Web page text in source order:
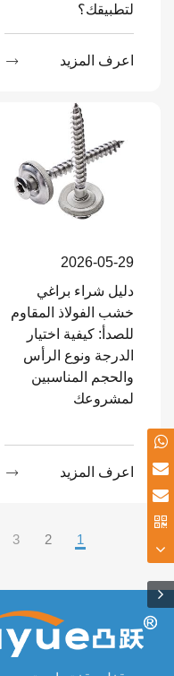
لتطبيقك؟
اعرف المزيد 
2026-05-29
دليل شراء براغي
خشب الفولاذ المقاوم
للصدأ: كيفية اختيار
الدرجة ونوع الرأس
والحجم المناسبين
لمشروعك
اعرف المزيد 
1
2
3